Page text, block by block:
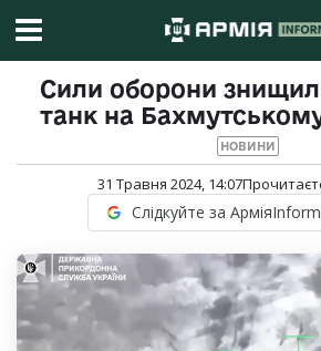
Сили оборони
танк на
НОВИНИ
31 Травня 2024, 14:07
Слідкуйте за